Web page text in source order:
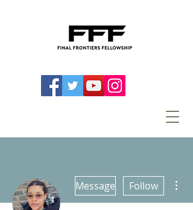
Message Follow